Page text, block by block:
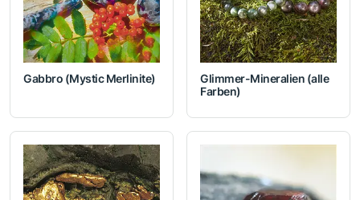
Gabbro (Mystic Merlinite)
Glimmer-Mineralien (alle
Farben)